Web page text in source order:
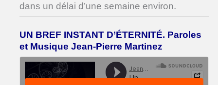
dans un délai d’une semaine environ.
UN BREF INSTANT D’ÉTERNITÉ. Paroles
et Musique Jean-Pierre Martinez